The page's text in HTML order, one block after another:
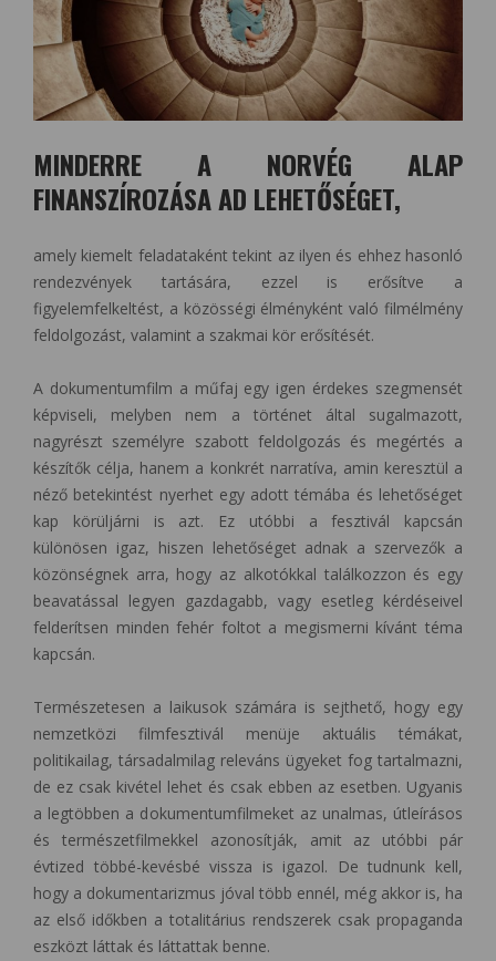
MINDERRE A NORVÉG ALAP
FINANSZÍROZÁSA AD LEHETŐSÉGET,
amely kiemelt feladataként tekint az ilyen és ehhez hasonló
rendezvények tartására, ezzel is erősítve a
figyelemfelkeltést, a közösségi élményként való filmélmény
feldolgozást, valamint a szakmai kör erősítését.
A dokumentumfilm a műfaj egy igen érdekes szegmensét
képviseli, melyben nem a történet által sugalmazott,
nagyrészt személyre szabott feldolgozás és megértés a
készítők célja, hanem a konkrét narratíva, amin keresztül a
néző betekintést nyerhet egy adott témába és lehetőséget
kap körüljárni is azt. Ez utóbbi a fesztivál kapcsán
különösen igaz, hiszen lehetőséget adnak a szervezők a
közönségnek arra, hogy az alkotókkal találkozzon és egy
beavatással legyen gazdagabb, vagy esetleg kérdéseivel
felderítsen minden fehér foltot a megismerni kívánt téma
kapcsán.
Természetesen a laikusok számára is sejthető, hogy egy
nemzetközi filmfesztivál menüje aktuális témákat,
politikailag, társadalmilag releváns ügyeket fog tartalmazni,
de ez csak kivétel lehet és csak ebben az esetben. Ugyanis
a legtöbben a dokumentumfilmeket az unalmas, útleírásos
és természetfilmekkel azonosítják, amit az utóbbi pár
évtized többé-kevésbé vissza is igazol. De tudnunk kell,
hogy a dokumentarizmus jóval több ennél, még akkor is, ha
az első időkben a totalitárius rendszerek csak propaganda
eszközt láttak és láttattak benne.